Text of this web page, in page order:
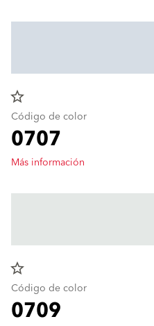
star_border
Código de color
0707
Más información
star_border
Código de color
0709